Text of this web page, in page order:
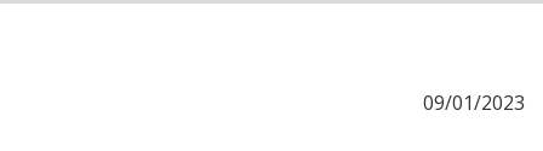
09/01/2023